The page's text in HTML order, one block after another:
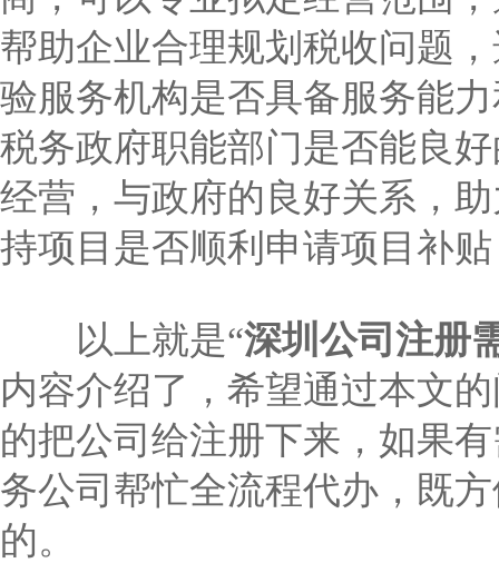
帮助企业合理规划税收问题
验服务机构是否具备服务能
税务政府职能部门是否能良
经营，与政府的良好关系，
持项目是否顺利申请项目补
以上就是“深圳公司注册
内容介绍了，希望通过本文
的把公司给注册下来，如果
务公司帮忙全流程代办，既
的。